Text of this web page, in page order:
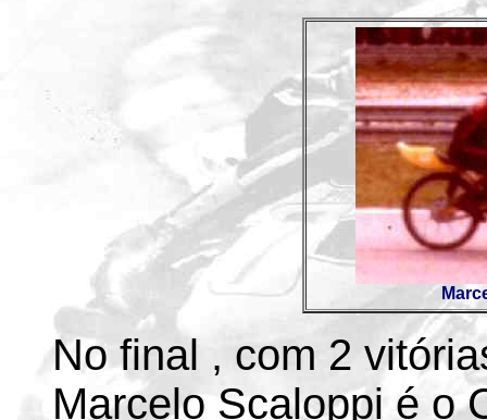
No final , com 2
Marcelo Scaloppi é o